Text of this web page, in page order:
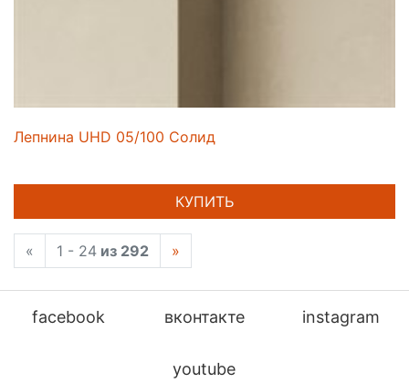
Лепнина UHD 05/100 Солид
КУПИТЬ
« 1 - 24 из 292 »
facebook вконтакте instagram
youtube